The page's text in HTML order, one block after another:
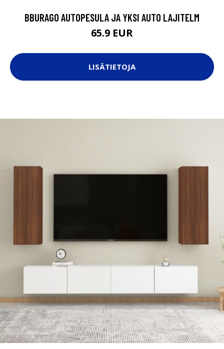
BBURAGO AUTOPESULA JA YKSI AUTO LAJITELM
65.9 EUR
LISÄTIETOJA